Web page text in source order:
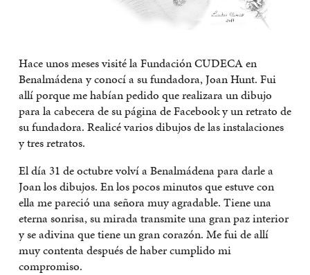
Hace unos meses visité la Fundación CUDECA en
Benalmádena y conocí a su fundadora, Joan Hunt. Fui
allí porque me habían pedido que realizara un dibujo
para la cabecera de su página de Facebook y un retrato de
su fundadora. Realicé varios dibujos de las instalaciones
y tres retratos.
El día 31 de octubre volví a Benalmádena para darle a
Joan los dibujos. En los pocos minutos que estuve con
ella me pareció una señora muy agradable. Tiene una
eterna sonrisa, su mirada transmite una gran paz interior
y se adivina que tiene un gran corazón. Me fui de allí
muy contenta después de haber cumplido mi
compromiso.